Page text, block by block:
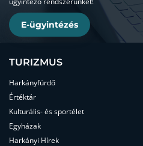
E-ügyintézés
TURIZMUS
Harkányfürdő
Értéktár
Kulturális- és sportélet
Egyházak
Harkányi Hírek